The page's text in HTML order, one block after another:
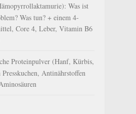
Was ist
Was tun? + einem 4-
Core 4, Leber, Vitamin B6
Proteinpulver (Hanf, Kürbis,
Antinährstoffen